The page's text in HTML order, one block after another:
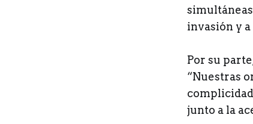
invasión y
Por su
“Nuestras
junto a la